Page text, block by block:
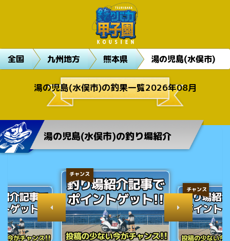
全国 九州地方 熊本県 湯の児島(水俣市)
湯の児島(水俣市)の釣果一覧2026年08月
湯の児島(水俣市)の釣り場紹介
チャンス
チャンス